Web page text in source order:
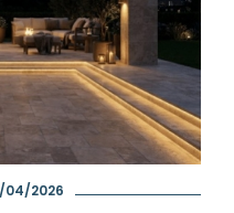
04/2026